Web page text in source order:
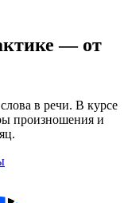
— от
в речи. В курсе
произношения и